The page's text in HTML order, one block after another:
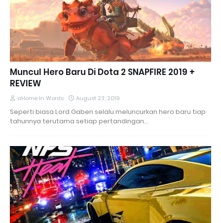
Muncul Hero Baru Di Dota 2 SNAPFIRE 2019 +
REVIEW
aHome In Words August 23, 2019
Seperti biasa Lord Gaben selalu meluncurkan hero baru tiap
tahunnya terutama setiap pertandingan…